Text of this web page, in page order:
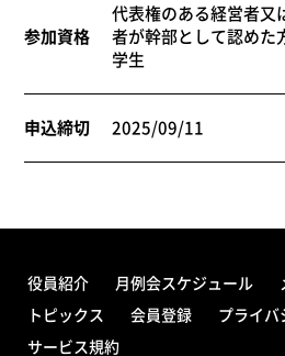
参加資格
代表権のある経営者又
者が幹部として認めた
学生
申込締切 2025/09/11
役員紹介 月例会スケジュール
トピックス
会員登録
プライバ
サービス規約